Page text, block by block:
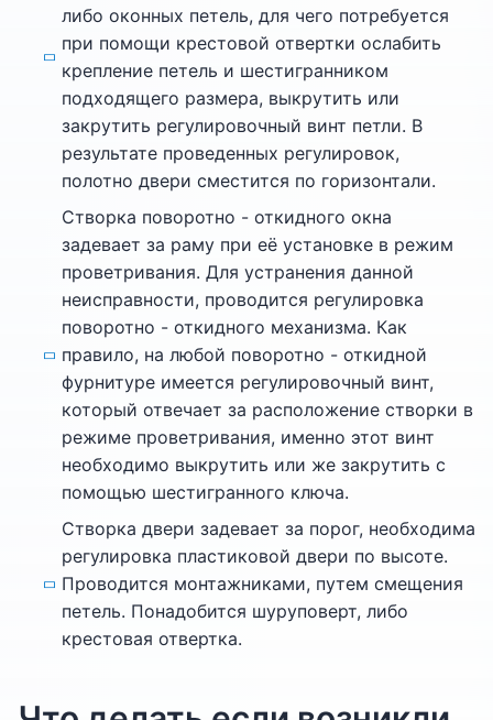
либо оконных петель, для чего потребуется
при помощи крестовой отвертки ослабить
крепление петель и шестигранником
подходящего размера, выкрутить или
закрутить регулировочный винт петли. В
результате проведенных регулировок,
полотно двери сместится по горизонтали.
Створка поворотно - откидного окна
задевает за раму при её установке в режим
проветривания. Для устранения данной
неисправности, проводится регулировка
поворотно - откидного механизма. Как
правило, на любой поворотно - откидной
фурнитуре имеется регулировочный винт,
который отвечает за расположение створки в
режиме проветривания, именно этот винт
необходимо выкрутить или же закрутить с
помощью шестигранного ключа.
Створка двери задевает за порог, необходима
регулировка пластиковой двери по высоте.
Проводится монтажниками, путем смещения
петель. Понадобится шуруповерт, либо
крестовая отвертка.